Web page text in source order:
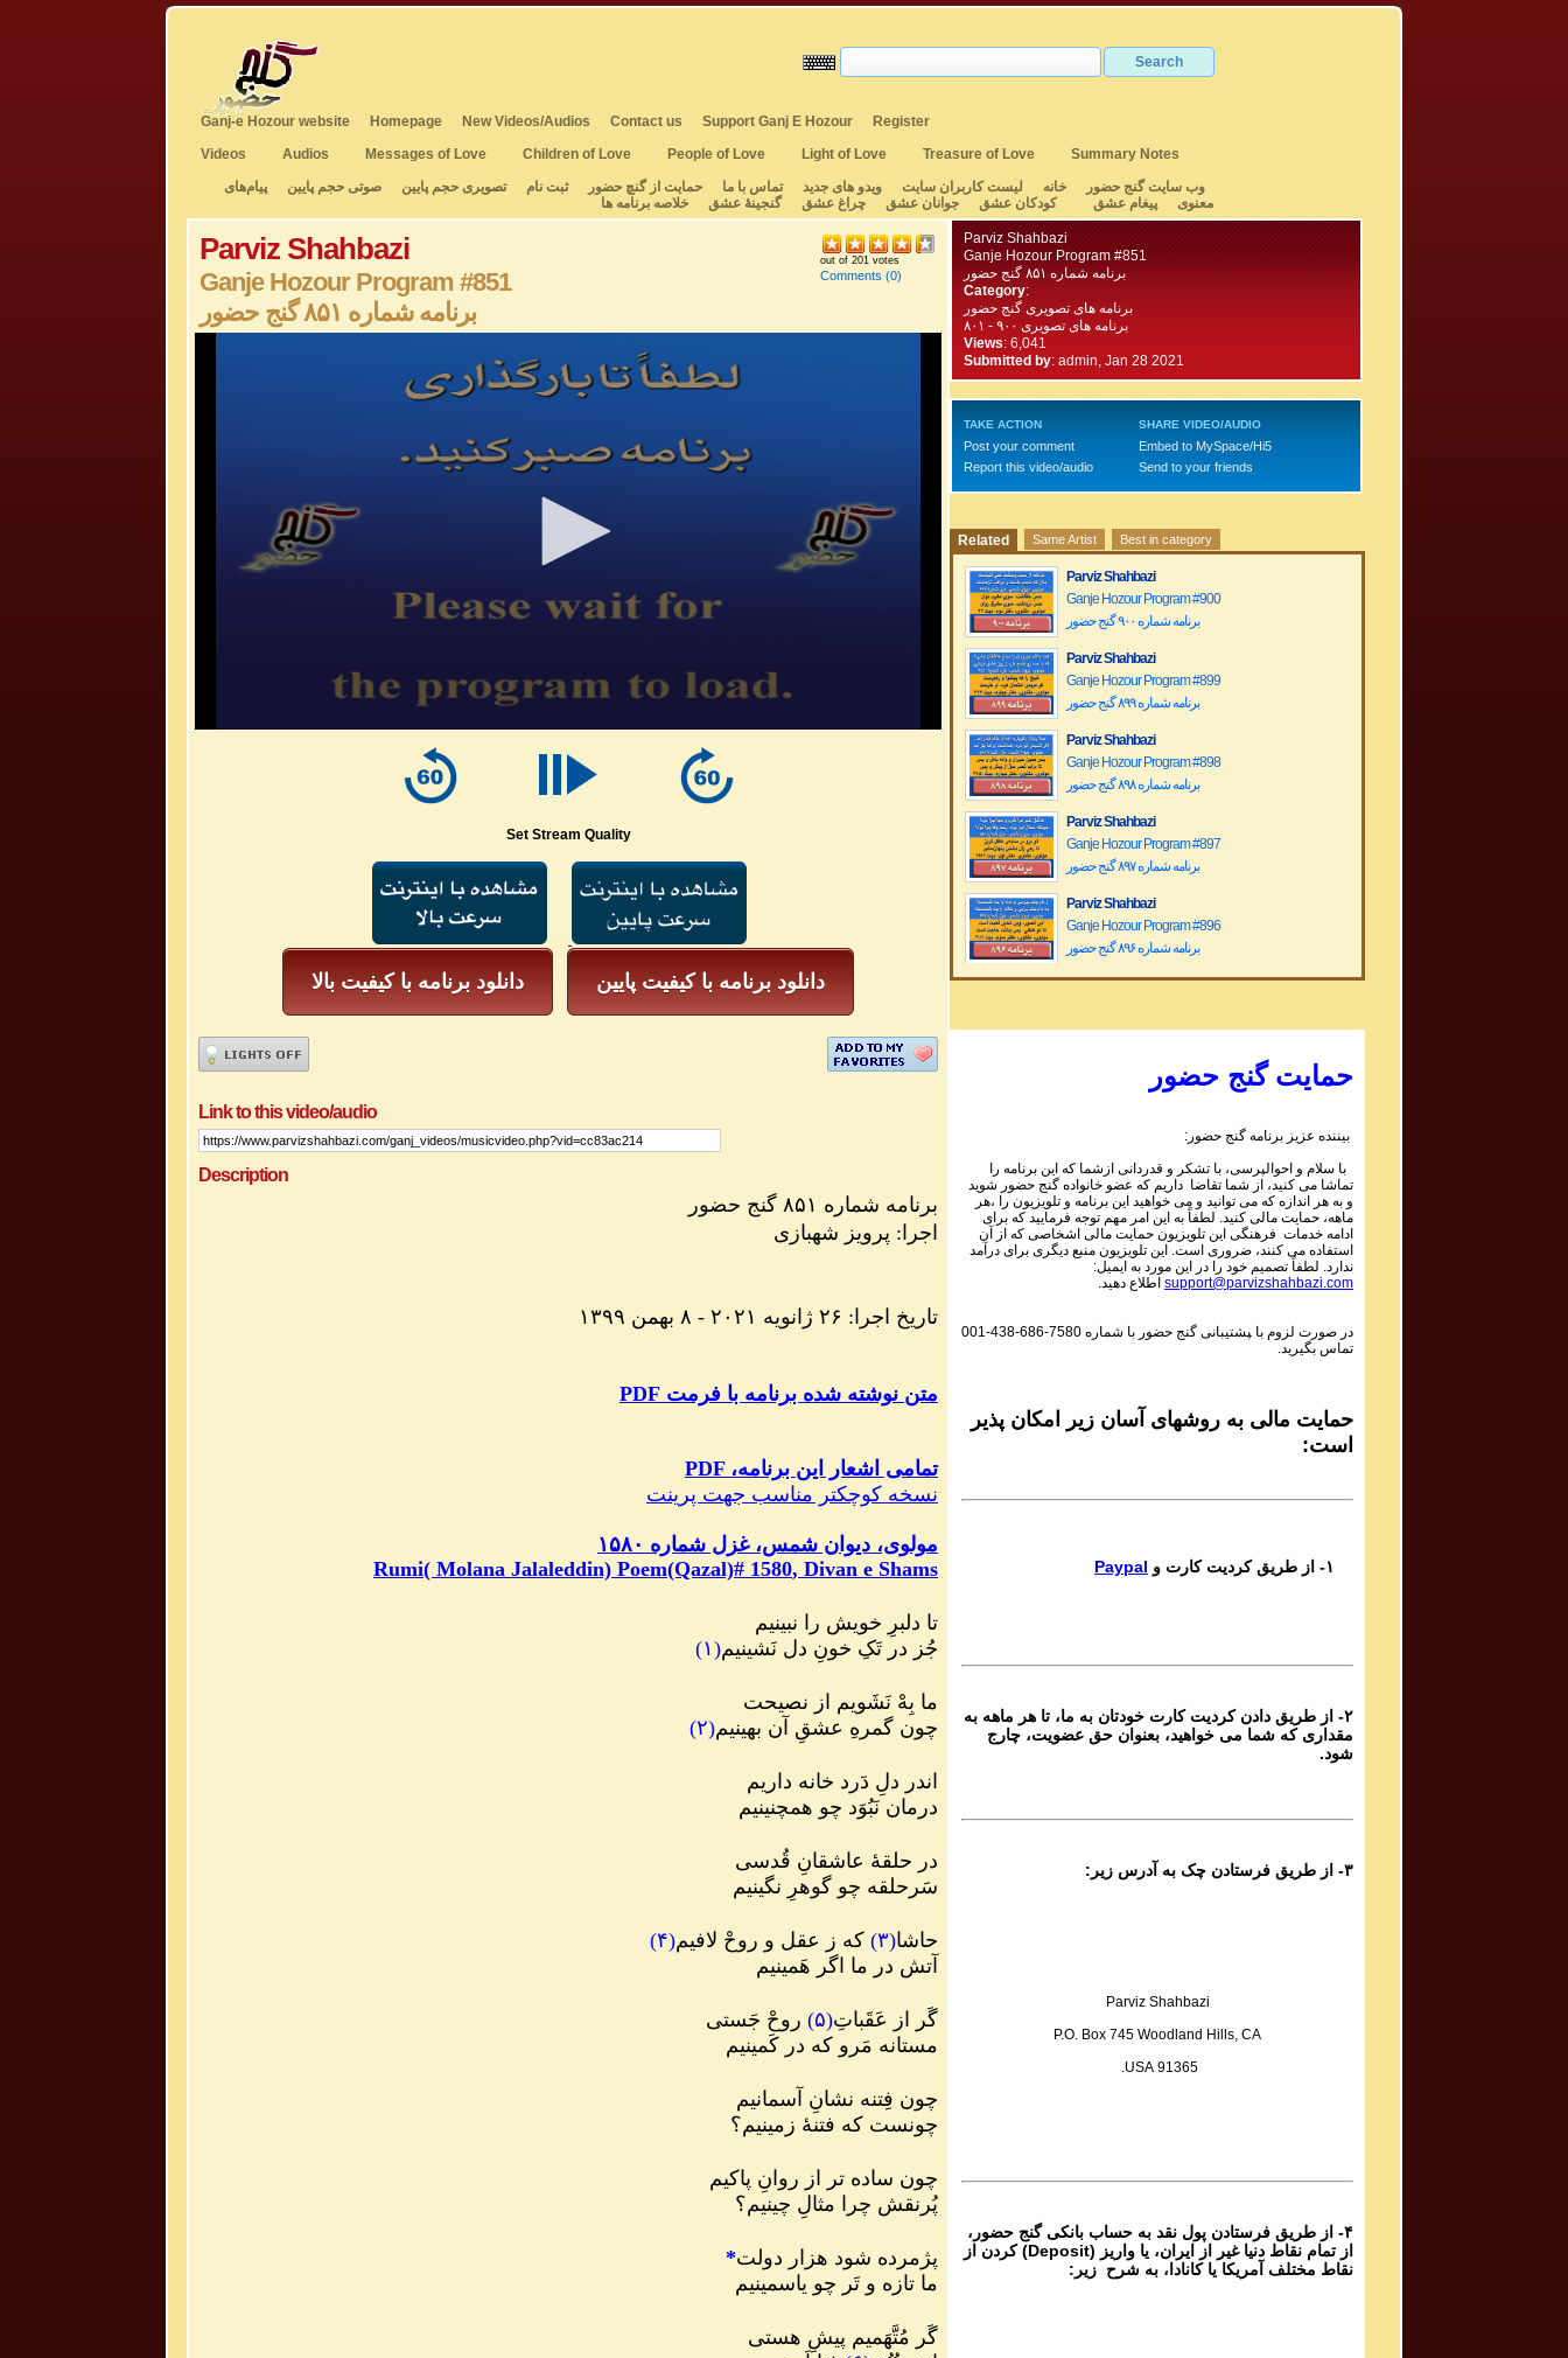
Ganj-e Hozour website Homepage New Videos/Audios Contact us Support Ganj E Hozour
Register
Videos
Audios Messages of Love Children of Love People of Love Light of Love Treasure of Love
Summary Notes
وب سایت گنج حضور
خانه لیست کاربران سایت ویدو های جدید تماس با ما حمایت از گنچ حضور ثبت نام تصویری حجم پایین صوتی حجم پایین
پیام‌های
معنوی
پیغام عشق کودکان عشق جوانان عشق چراغ عشق گنجینهٔ عشق خلاصه برنامه ها
Parviz Shahbazi
Ganje Hozour Program #851
برنامه شماره ۸۵۱ گنج حضور
out of 201 votes
Comments (0)
Set Stream Quality
دانلود برنامه با کیفیت بالا دانلود برنامه با کیفیت پایین
Link to this video/audio
Description
برنامه شماره ۸۵۱ گنج حضور
اجرا: پرویز شهبازی
۱۳۹۹ تاریخ اجرا: ۲۶ ژانویه ۲۰۲۱ - ۸ بهمن
PDF متن نوشته شده برنامه با فرمت
PDF ،تمامی اشعار این برنامه
نسخه کوچکتر مناسب جهت پرینت
مولوی، دیوان شمس، غزل شماره ۱۵۸۰
Rumi( Molana Jalaleddin) Poem(Qazal)# 1580, Divan e Shams
تا دلبرِ خویش را نبینیم
جُز در تَکِ خونِ دل نَشینیم(۱)
ما بِهْ نَشَویم از نصیحت
چون گمرهِ عشقِ آن بهینیم(۲)
اندر دلِ دَرد خانه داریم
درمان نَبُوَد چو همچنینیم
در حلقۀ عاشقانِ قُدسی
سَرحلقه چو گوهرِ نگینیم
حاشا(۳) که ز عقل و روحْ لافیم(۴)
آتش در ما اگر هَمینیم
گَر از عَقَباتِ(۵) روحْ جَستی
مستانه مَرو که در کَمینیم
چون فِتنه نشانِ آسمانیم
چونست که فتنۀ زمینیم؟
چون ساده تر از روانِ پاکیم
پُرنقش چرا مثالِ چینیم؟
پژمرده شود هزار دولت*
ما تازه و تَر چو یاسمینیم
گَر مُتَّهَمیم پیشِ هستی
Parviz Shahbazi
Ganje Hozour Program #851
برنامه شماره ۸۵۱ گنج حضور
Category:
برنامه های تصویری گنج حضور
برنامه های تصویری ۹۰۰ - ۸۰۱
Views: 6,041
Submitted by: admin, Jan 28 2021
TAKE ACTION
Post your comment
Report this video/audio
SHARE VIDEO/AUDIO
Embed to MySpace/Hi5
Send to your friends
Related Same Artist Best in category
Parviz Shahbazi
Ganje Hozour Program #900
برنامه شماره ۹۰۰ گنج حضور
Parviz Shahbazi
Ganje Hozour Program #899
برنامه شماره ۸۹۹ گنج حضور
Parviz Shahbazi
Ganje Hozour Program #898
برنامه شماره ۸۹۸ گنج حضور
Parviz Shahbazi
Ganje Hozour Program #897
برنامه شماره ۸۹۷ گنج حضور
Parviz Shahbazi
Ganje Hozour Program #896
برنامه شماره ۸۹۶ گنج حضور
Parviz Shahbazi
برنامه شماره ۸۹۵ گنج حضور
Ganje Hozour Program #894
Ganje Hozour Program #893
برنامه شماره ۸۹۳ گنج حضور
Parviz Shahbazi
Ganje Hozour Program #892
برنامه شماره ۸۹۲ گنج حضور
Ganje Hozour Program #891
Ganje Hozour Program #890
Ganje Hozour Program #889
Parviz Shahbazi
Ganje Hozour Program #888
Ganje Hozour Program #887
Parviz Shahbazi
Ganje Hozour Program #886
Ganje Hozour Program #885
Parviz Shahbazi
برنامه شماره ۸۸۳ گنج حضور
Ganje Hozour Program #882
حمایت گنج حضور
بیننده عزیز برنامه گنج حضور:
با سلام و احوالپرسی، با تشکر و قدردانی ازشما که این برنامه را
تماشا می کنید، از شما تقاضا داریم که عضو خانواده گنج حضور شوید
و به هر اندازه که می توانید و می خواهید این برنامه و تلویزیون را ،هر
ماهه، حمایت مالی کنید. لطفاً به این امر مهم توجه فرمایید که برای
ادامه خدمات فرهنگی این تلویزیون حمایت مالی اشخاصی که از آن
استفاده می کنند، ضروری است. این تلویزیون منبع دیگری برای درآمد
ندارد. لطفاً تصمیم خود را در این مورد به ایمیل:
support@parvizshahbazi.com اطلاع دهید.
در صورت لزوم با ‍پشتیبانی گنج حضور با شماره 001-438-686-7580
تماس بگیرید.
حمایت مالی به روشهای آسان زیر امکان پذیر
است:
Paypal
۲- از طریق دادن کردیت کارت خودتان به ما، تا هر ماهه به
مقداری که شما می خواهید، بعنوان حق عضویت، چارج
شود.
۳- از طریق فرستادن چک به آدرس زیر:
Parviz Shahbazi
P.O. Box 745 Woodland Hills, CA
91365 USA.
۴- از طریق فرستادن پول نقد به حساب بانکی گنج حضور،
از تمام نقاط دنیا غیر از ایران، یا واریز (Deposit) کردن از
نقاط مختلف آمریکا یا کانادا، به شرح زیر: